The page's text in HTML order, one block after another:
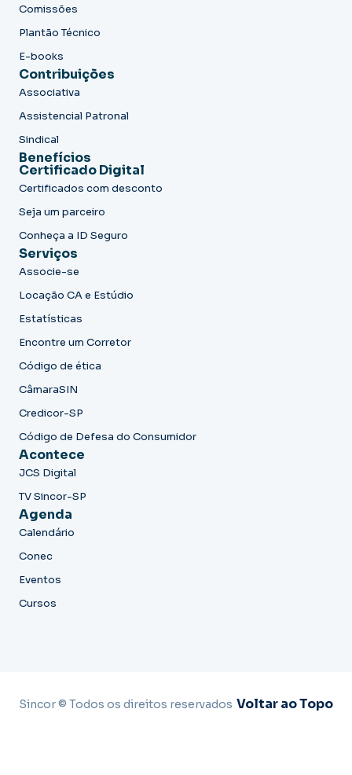
Comissões
Plantão Técnico
E-books
Contribuições
Associativa
Assistencial Patronal
Sindical
Benefícios
Certificado Digital
Certificados com desconto
Seja um parceiro
Conheça a ID Seguro
Serviços
Associe-se
Locação CA e Estúdio
Estatísticas
Encontre um Corretor
Código de ética
CâmaraSIN
Credicor-SP
Código de Defesa do Consumidor
Acontece
JCS Digital
TV Sincor-SP
Agenda
Calendário
Conec
Eventos
Cursos
Sincor © Todos os direitos reservados Voltar ao Topo